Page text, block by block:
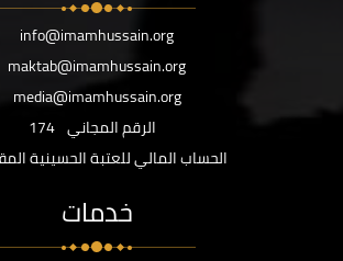
info@imamhussain.org
maktab@imamhussain.org
media@imamhussain.org
الرقم المجاني 174
الحساب المالي للعتبة الحسينية
خدمات